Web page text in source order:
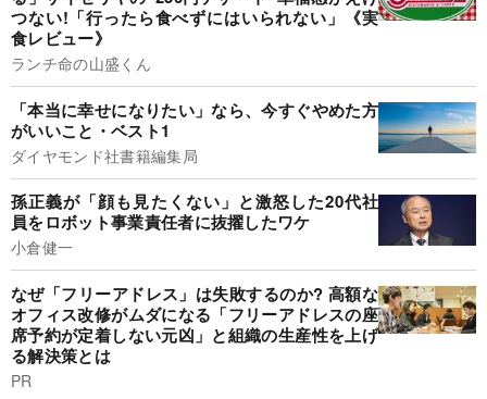
つない!「行ったら食べずにはいられない」《実
食レビュー》
ランチ命の山盛くん
「本当に幸せになりたい」なら、今すぐやめた方
がいいこと・ベスト1
ダイヤモンド社書籍編集局
孫正義が「顔も見たくない」と激怒した20代社
員をロボット事業責任者に抜擢したワケ
小倉健一
なぜ「フリーアドレス」は失敗するのか? 高額な
オフィス改修がムダになる「フリーアドレスの座
席予約が定着しない元凶」と組織の生産性を上げ
る解決策とは
PR